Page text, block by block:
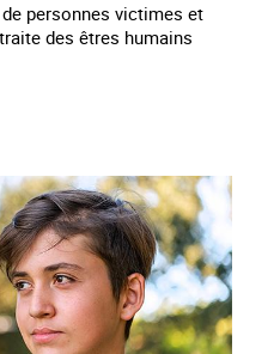
personnes victimes et
des êtres humains